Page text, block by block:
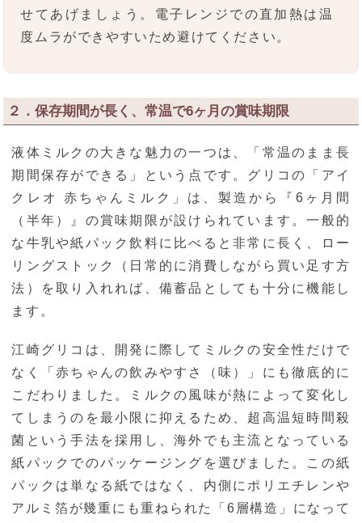
せてあげましょう。電子レンジでの直加熱は温
度ムラができやすいため避けてください。
２．保存期間が長く、常温で6ヶ月の賞味期限
液体ミルクの大きな魅力の一つは、「常温のまま長
期間保存ができる」という点です。グリコの「アイ
クレオ 赤ちゃんミルク」は、製造から『6ヶ月間
（半年）』の賞味期限が設けられています。一般的
な牛乳や紙パック飲料に比べると非常に長く、ロー
リングストック（日常的に消費しながら買い足す方
法）を取り入れれば、備蓄品としても十分に機能し
ます。
江崎グリコは、開発に際してミルクの安全性だけで
なく「赤ちゃんの飲みやすさ（味）」にも徹底的に
こだわりました。ミルクの風味が熱によって変化し
てしまうのを最小限に抑えるため、超高温短時間殺
菌という手法を採用し、海外でも主流となっている
紙パックでのパッケージングを選びました。この紙
パックは単なる紙ではなく、内側にポリエチレンや
アルミ箔が幾重にも重ねられた「6層構造」になって